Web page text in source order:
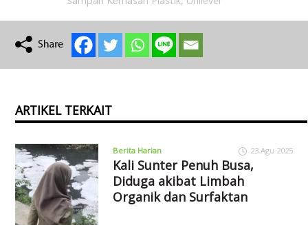
ARTIKEL TERKAIT
Berita Harian 23 Agu 2025
Kali Sunter Penuh Busa,
Diduga akibat Limbah
Organik dan Surfaktan